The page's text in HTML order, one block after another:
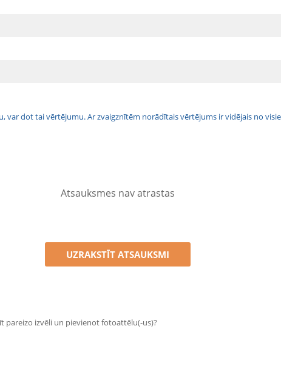
var dot tai vērtējumu. Ar zvaigznītēm norādītais vērtējums ir vidējais no
Atsauksmes nav atrastas
UZRAKSTĪT ATSAUKSMI
pareizo izvēli un pievienot fotoattēlu(-us)?